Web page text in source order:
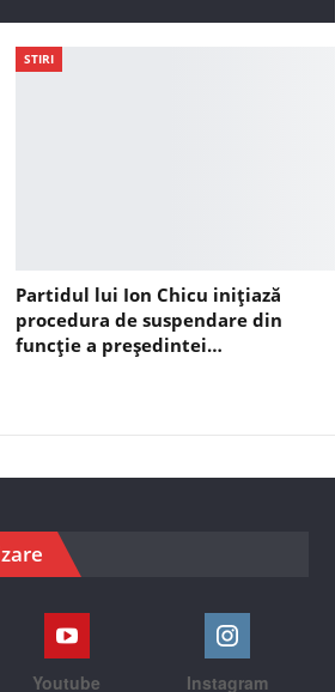
STIRI
Partidul lui Ion Chicu inițiază
procedura de suspendare din
funcție a președintei…
Youtube Instagram